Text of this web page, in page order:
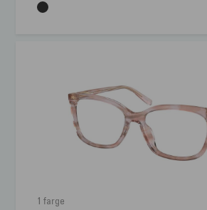
1 farge